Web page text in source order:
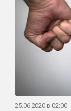
25.06.2020 в 02:00